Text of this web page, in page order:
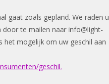
gaat zoals gepland. We raden u
door te mailen naar info@light-
het mogelijk om uw geschil aan
geschil.